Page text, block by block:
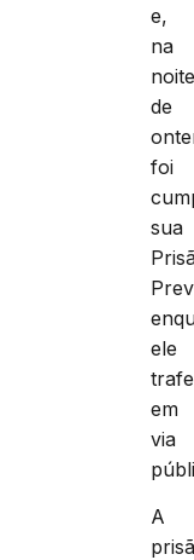
e,
na
de
foi
sua
ele
em
via
A